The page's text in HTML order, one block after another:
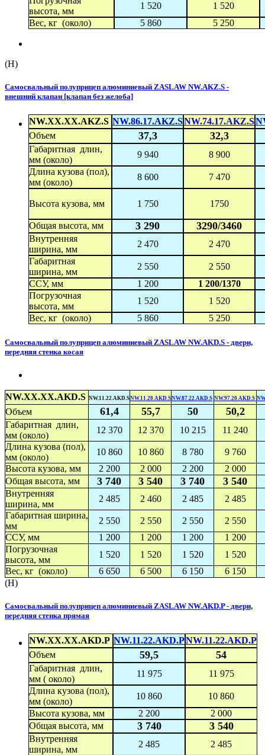
высота, мм
1 520
1 520
Вес, кг (около)
5 860 5 250
(H)
Самосвальный полуприцеп алюминиевый ZASLAW NW.AKZ.S -
внешний клапан [клапан без желоба]
NW.XX.XX.AKZ.S NW.86.17.AKZ.SNW.74.17.AKZ.S
Объем
37,3 32,3
Габаритная длин,
мм (около)
9 940
8 900
Длина кузова (пол),
мм (около)
8 600 7 470
Высота кузова, мм 1 750 1750
Общая высота, мм 3 290 3290/3460
Внутренняя
ширина, мм
2 470
2 470
Габаритная
ширина, мм
2 550
2 550
ССУ, мм
1 200
1 200/1370
Погрузочная
высота, мм
1 520
1 520
Вес, кг (около)
5 860 5 250
Самосвальный полуприцеп алюминиевый ZASLAW NW.AKD.S - двери,
передняя стенка косая
NW.XX.XX.AKD.S NW.11.22.AKD.SNW.11.20.AKD.SNW.87.22.AKD.S NW.97.20.AKD.S
Объем 61,4 55,7 50 50,2
Габаритная длин,
мм (около)
12 370 12 370 10 215 11 240
Длина кузова (пол),
мм (около)
10 860 10 860 8 780
9 760
Высота кузова, мм
2 200 2 000 2 200
2 000
Общая высота, мм
3 740 3 540 3 740 3 540
Внутренняя
ширина, мм
2 485 2 460 2 485
2 485
Габаритная ширина,
мм
2 550 2 550 2 550
2 550
ССУ, мм
1 200 1 200 1 200
1 200
Погрузочная
высота, мм
1 520 1 520 1 520
1 520
Вес, кг (около)
6 650 6 500 6 150
6 150
(H)
Самосвальный полуприцеп алюминиевый ZASLAW NW.AKD.P - двери,
передняя стенка прямая
NW.XX.XX.AKD.P NW.11.22.AKD.PNW.11.22.AKD.P
Объем
59,5 54
Габаритная длин,
мм ( около)
11 975
11 975
Длина кузова (пол),
мм (около)
10 860
10 860
Высота кузова, мм
2 200
2 000
Общая высота, мм
3 740 3 540
Внутренняя
ширина, мм
2 485
2 485